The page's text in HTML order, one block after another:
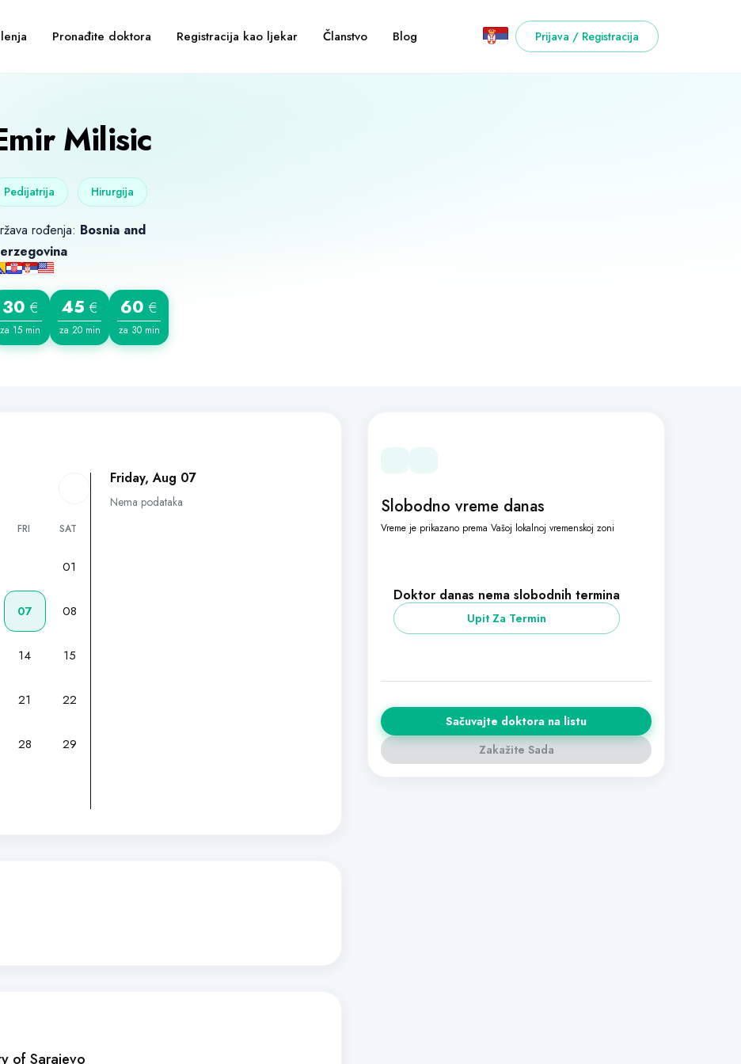
Pronađite doktora Registracija kao ljekar Članstvo Blog Prijava / Registracija
Milisic
Pedijatrija Hirurgija
rođenja: Bosnia and
30 €
za 15 min
45 €
za 20 min
60 €
za 30 min
FRI SAT
01
07 08
14 15
21 22
28 29
Friday, Aug 07
Nema podataka
of Sarajevo
Slobodno vreme danas
Vreme je prikazano prema Vašoj lokalnoj vremenskoj zoni
Doktor danas nema slobodnih termina
Upit Za Termin
Sačuvajte doktora na listu
Zakažite Sada